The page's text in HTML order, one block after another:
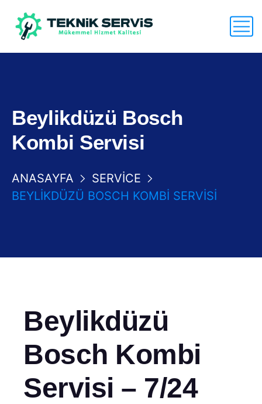
Beylikdüzü Bosch
Kombi Servisi
ANASAYFA
SERVICE
BEYLIKDÜZÜ BOSCH KOMBI SERVISI
Beylikdüzü
Bosch Kombi
Servisi – 7/24